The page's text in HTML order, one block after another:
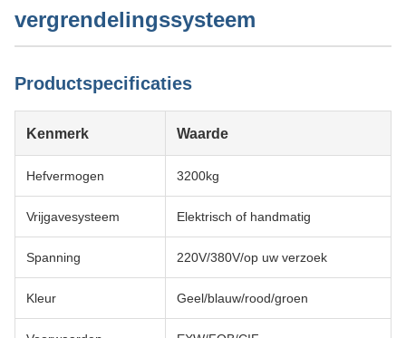
vergrendelingssysteem
Productspecificaties
Kenmerk Waarde
Hefvermogen 3200kg
Vrijgavesysteem Elektrisch of handmatig
Spanning 220V/380V/op uw verzoek
Kleur Geel/blauw/rood/groen